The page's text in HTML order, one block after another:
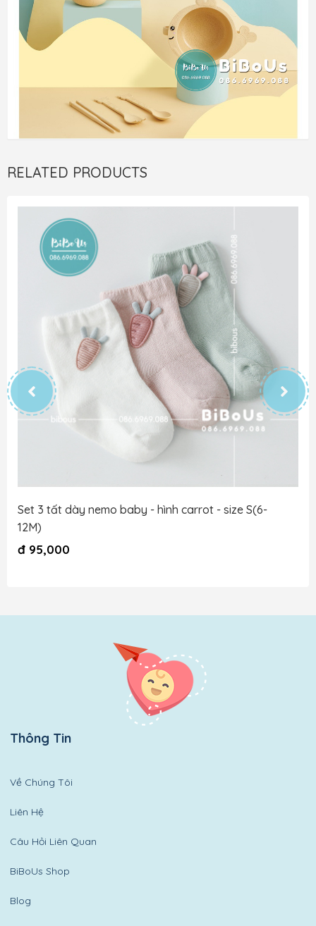
RELATED PRODUCTS
Set 3 tất dày nemo baby - hình carrot - size S(6-
12M)
đ 95,000
Thông Tin
Về Chúng Tôi
Liên Hệ
Câu Hỏi Liên Quan
BiBoUs Shop
Blog